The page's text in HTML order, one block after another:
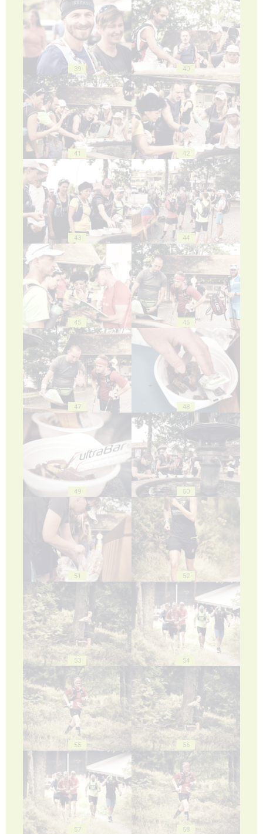
39 40
41 42
43 44
45 46
47 48
49 50
51 52
53 54
55 56
57 58